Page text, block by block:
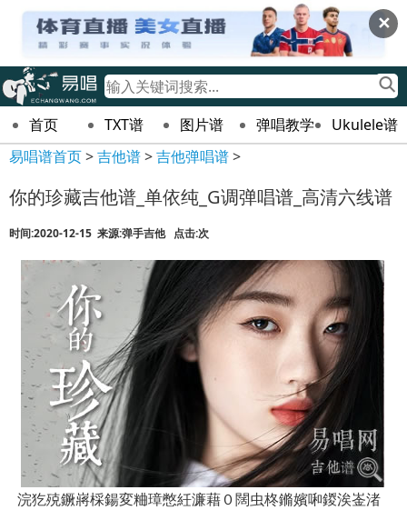
✕
首页 TXT谱 图片谱 弹唱教学
Ukulele谱
易唱谱首页>吉他谱>吉他弹唱谱>
你的珍藏吉他谱_单依纯_G调弹唱谱_高清六线谱
时间:2020-12-15 来源:弹手吉他 点击:次
浣犵殑鐝嶈棌鍚変粬璋憋紝濂藉０闊虫柊鏅嬪啝鍐涘崟渚